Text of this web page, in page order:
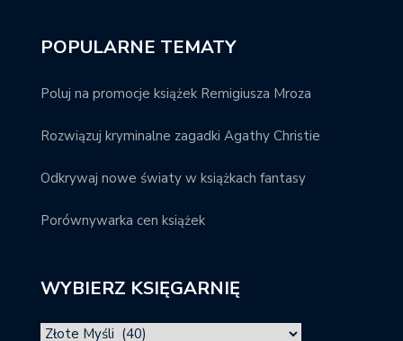
POPULARNE TEMATY
Poluj na promocje książek Remigiusza Mroza
Rozwiązuj kryminalne zagadki Agathy Christie
Odkrywaj nowe światy w książkach fantasy
Porównywarka cen książek
WYBIERZ KSIĘGARNIĘ